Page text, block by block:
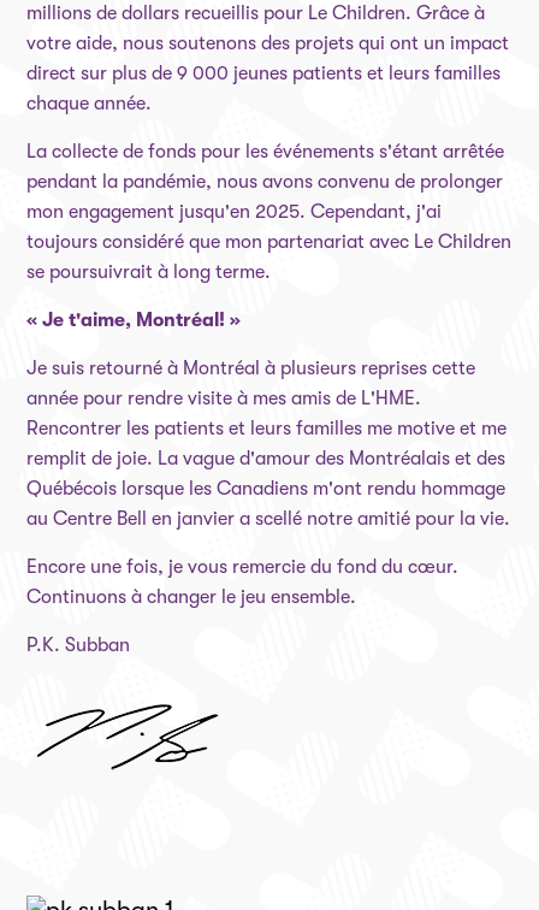
millions de dollars recueillis pour Le Children. Grâce à
votre aide, nous soutenons des projets qui ont un impact
direct sur plus de 9 000 jeunes patients et leurs familles
chaque année.
La collecte de fonds pour les événements s'étant arrêtée
pendant la pandémie, nous avons convenu de prolonger
mon engagement jusqu'en 2025. Cependant, j'ai
toujours considéré que mon partenariat avec Le Children
se poursuivrait à long terme.
« Je t'aime, Montréal! »
Je suis retourné à Montréal à plusieurs reprises cette
année pour rendre visite à mes amis de L'HME.
Rencontrer les patients et leurs familles me motive et me
remplit de joie. La vague d'amour des Montréalais et des
Québécois lorsque les Canadiens m'ont rendu hommage
au Centre Bell en janvier a scellé notre amitié pour la vie.
Encore une fois, je vous remercie du fond du cœur.
Continuons à changer le jeu ensemble.
P.K. Subban